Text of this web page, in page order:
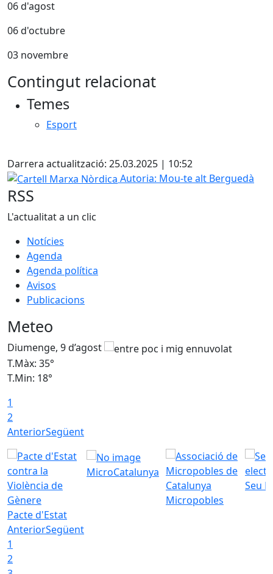
06 d'agost
06 d'octubre
03 novembre
Contingut relacionat
Temes
Esport
Darrera actualització: 25.03.2025 | 10:52
Cartell Marxa Nòrdica
Autoria: Mou-te alt Berguedà
RSS
L'actualitat a un clic
Notícies
Agenda
Agenda política
Avisos
Publicacions
Meteo
Diumenge, 9 d’agost
T.Màx: 35°
T.Min: 18°
1
2
AnteriorSegüent
Pacte d'Estat
MicroCatalunya
Micropobles
Seu
AnteriorSegüent
1
2